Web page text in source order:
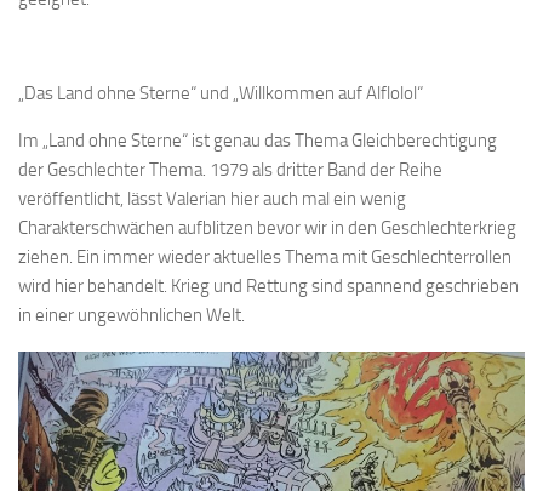
„Das Land ohne Sterne“ und „Willkommen auf Alflolol“
Im „Land ohne Sterne“ ist genau das Thema Gleichberechtigung
der Geschlechter Thema. 1979 als dritter Band der Reihe
veröffentlicht, lässt Valerian hier auch mal ein wenig
Charakterschwächen aufblitzen bevor wir in den Geschlechterkrieg
ziehen. Ein immer wieder aktuelles Thema mit Geschlechterrollen
wird hier behandelt. Krieg und Rettung sind spannend geschrieben
in einer ungewöhnlichen Welt.